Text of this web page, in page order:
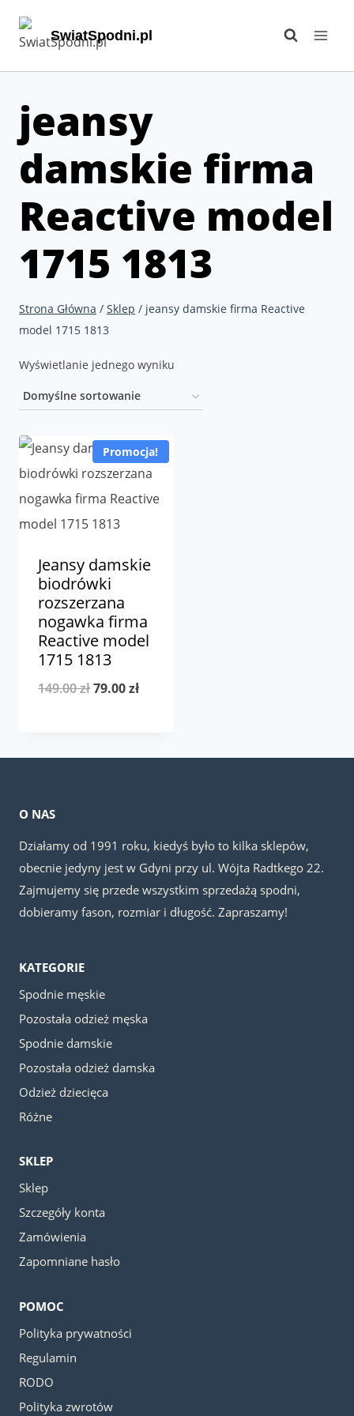
SwiatSpodni.pl
jeansy
damskie firma
Reactive model
1715 1813
Strona Główna / Sklep / jeansy damskie firma Reactive
model 1715 1813
Wyświetlanie jednego wyniku
Promocja!
Jeansy damskie
biodrówki
rozszerzana
nogawka firma
Reactive model
1715 1813
149.00złPierwotna
149.00 zł.
79.00złAktualna
79.00 zł.
O NAS
Działamy od 1991 roku, kiedyś było to kilka sklepów,
obecnie jedyny jest w Gdyni przy ul. Wójta Radtkego 22.
Zajmujemy się przede wszystkim sprzedażą spodni,
dobieramy fason, rozmiar i długość. Zapraszamy!
KATEGORIE
Spodnie męskie
Pozostała odzież męska
Spodnie damskie
Pozostała odzież damska
Odzież dziecięca
Różne
SKLEP
Sklep
Szczegóły konta
Zamówienia
Zapomniane hasło
POMOC
Polityka prywatności
Regulamin
RODO
Polityka zwrotów